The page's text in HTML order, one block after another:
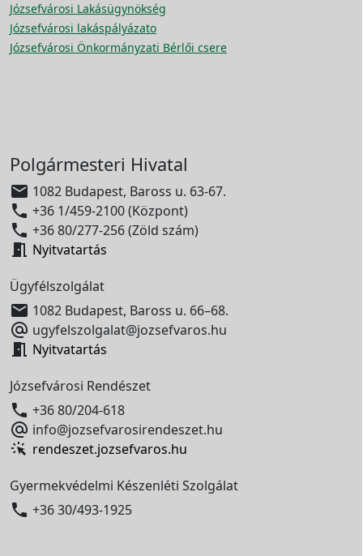
Józsefvárosi Lakásügynökség
Józsefvárosi lakáspályázato
Józsefvárosi Önkormányzati Bérlői csere
Polgármesteri Hivatal
 1082 Budapest, Baross u. 63-67.
 +36 1/459-2100 (Központ)
 +36 80/277-256 (Zöld szám)
 Nyitvatartás
Ügyfélszolgálat
 1082 Budapest, Baross u. 66–68.
 ugyfelszolgalat@jozsefvaros.hu
 Nyitvatartás
Józsefvárosi Rendészet
 +36 80/204-618
 info@jozsefvarosirendeszet.hu
rendeszet.jozsefvaros.hu
Gyermekvédelmi Készenléti Szolgálat
 +36 30/493-1925